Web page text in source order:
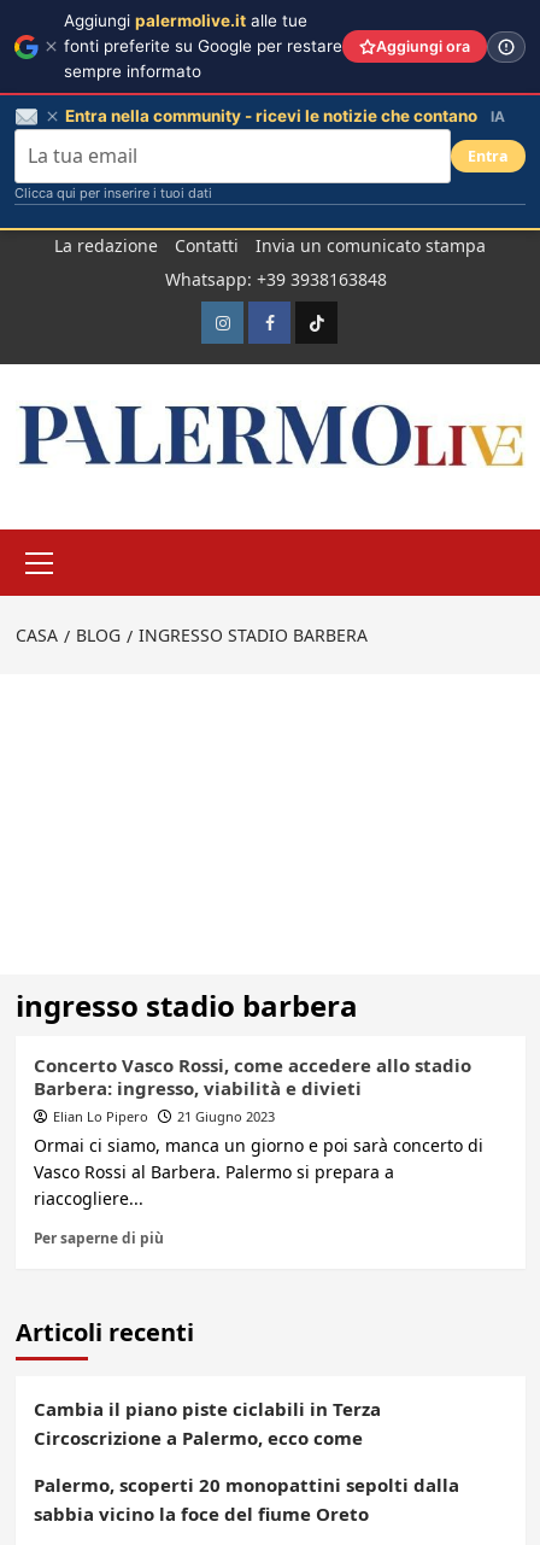
La redazione Contatti
Invia un comunicato stampa
Whatsapp: +39 3938163848
InstagramFacebook
TikTok
principale
CASA BLOG INGRESSO STADIO BARBERA
ingresso stadio barbera
Concerto Vasco Rossi, come accedere allo stadio
Barbera: ingresso, viabilità e divieti
Elian Lo Pipero 21 Giugno 2023
Ormai ci siamo, manca un giorno e poi sarà concerto di
Vasco Rossi al Barbera. Palermo si prepara a
riaccogliere...
Per saperne di più
Articoli recenti
Cambia il piano piste ciclabili in Terza
Circoscrizione a Palermo, ecco come
Palermo, scoperti 20 monopattini sepolti dalla
sabbia vicino la foce del fiume Oreto
Aggiungi palermolive.it alle tue
fonti preferite su Google per restare
sempre informato
Aggiungi ora
Entra nella community - ricevi le notizie che contano IA
Entra
Clicca qui per inserire i tuoi dati